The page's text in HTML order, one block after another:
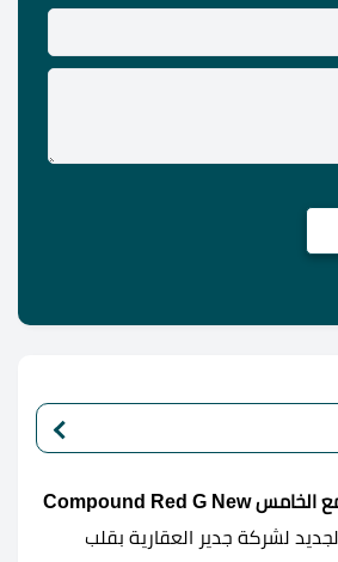
كمبوند ريد جي التجمع الخامس Compound Red G New
لشركة جدير العقارية بقلب